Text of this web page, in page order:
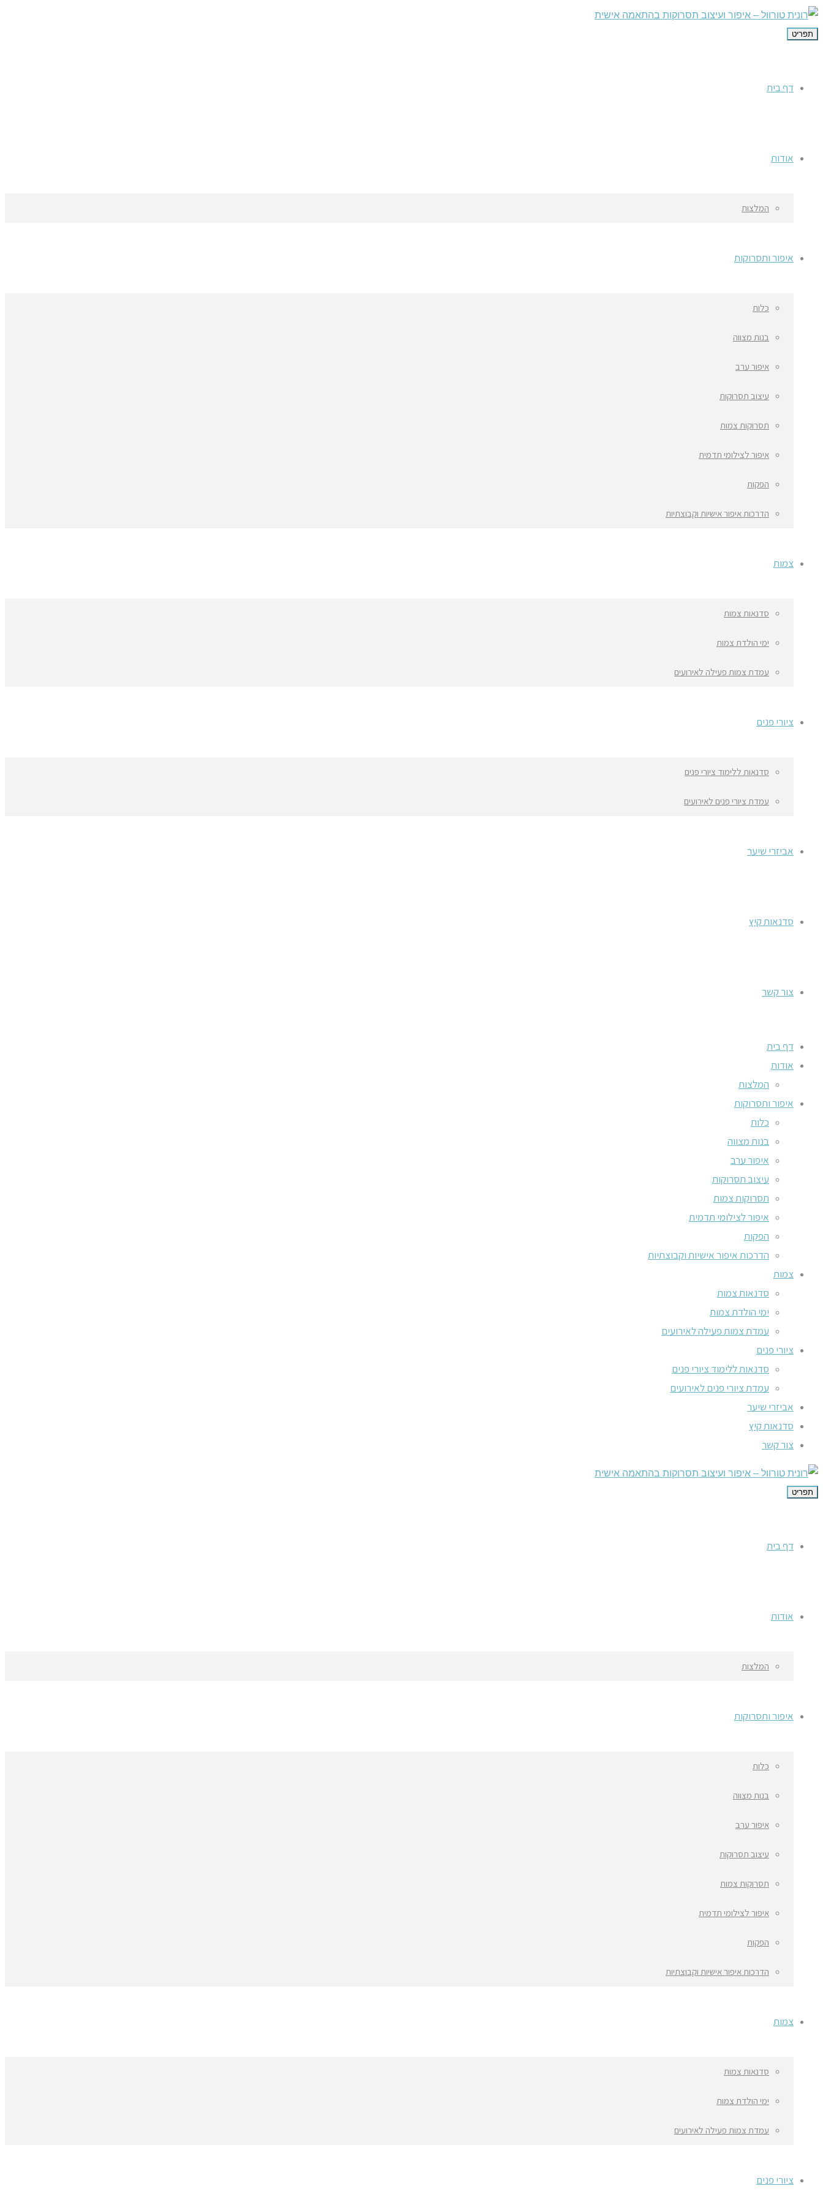
תפריט
דף בית
אודות
המלצות
איפור ותסרוקות
כלות
בנות מצווה
איפור ערב
עיצוב תסרוקות
תסרוקות צמות
איפור לצילומי תדמית
הפקות
הדרכות איפור אישיות וקבוצתיות
צמות
סדנאות צמות
ימי הולדת צמות
עמדת צמות פעילה לאירועים
ציורי פנים
סדנאות ללימוד ציורי פנים
עמדת ציורי פנים לאירועים
אביזרי שיער
סדנאות קיץ
צור קשר
דף בית
אודות
המלצות
איפור ותסרוקות
כלות
בנות מצווה
איפור ערב
עיצוב תסרוקות
תסרוקות צמות
איפור לצילומי תדמית
הפקות
הדרכות איפור אישיות וקבוצתיות
צמות
סדנאות צמות
ימי הולדת צמות
עמדת צמות פעילה לאירועים
ציורי פנים
סדנאות ללימוד ציורי פנים
עמדת ציורי פנים לאירועים
אביזרי שיער
סדנאות קיץ
צור קשר
תפריט
דף בית
אודות
המלצות
איפור ותסרוקות
כלות
בנות מצווה
איפור ערב
עיצוב תסרוקות
תסרוקות צמות
איפור לצילומי תדמית
הפקות
הדרכות איפור אישיות וקבוצתיות
צמות
סדנאות צמות
ימי הולדת צמות
עמדת צמות פעילה לאירועים
ציורי פנים